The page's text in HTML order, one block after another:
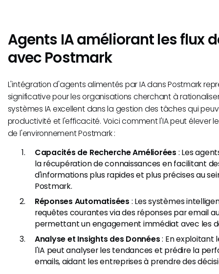
Agents IA améliorant les flux
avec Postmark
L'intégration d'agents alimentés par IA dans Postmark
significative pour les organisations cherchant à
systèmes IA excellent dans la gestion des tâches qui
productivité et l'efficacité. Voici comment l'IA peut élever
de l'environnement Postmark :
Capacités de Recherche Améliorées : Les
la récupération de connaissances en facilitant
d'informations plus rapides et plus précises au
Postmark.
Réponses Automatisées : Les systèmes
requêtes courantes via des réponses par email
permettant un engagement immédiat avec les
Analyse et Insights des Données: En exploitant
l'IA peut analyser les tendances et prédire la
emails, aidant les entreprises à prendre des